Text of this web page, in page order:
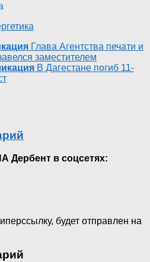
Глава Агентства печати и
заместителем
В Дагестане погиб 11-
Дербент в соцсетях:
будет отправлен на